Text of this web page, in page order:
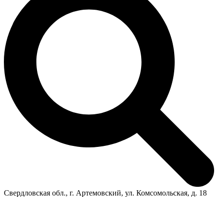
Свердловская обл., г. Артемовский, ул. Комсомольская, д. 18